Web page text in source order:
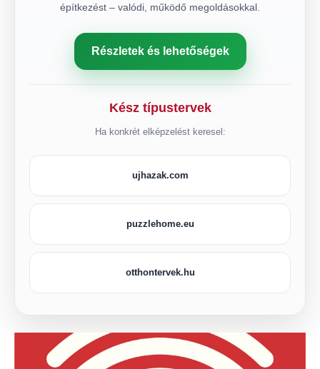
építkezést – valódi, működő megoldásokkal.
Részletek és lehetőségek
Kész típustervek
Ha konkrét elképzelést keresel:
ujhazak.com
puzzlehome.eu
otthontervek.hu